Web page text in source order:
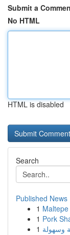
Submit a
No HTML
HTML is disabled
Search
Published News
1
1 Pork
1 وسهولة